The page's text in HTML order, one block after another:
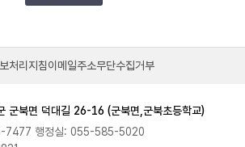
처리지침이메일주소무단수집거부
군북면 덕대길 26-16 (군북면,군북초등학교)
7477 행정실: 055-585-5020